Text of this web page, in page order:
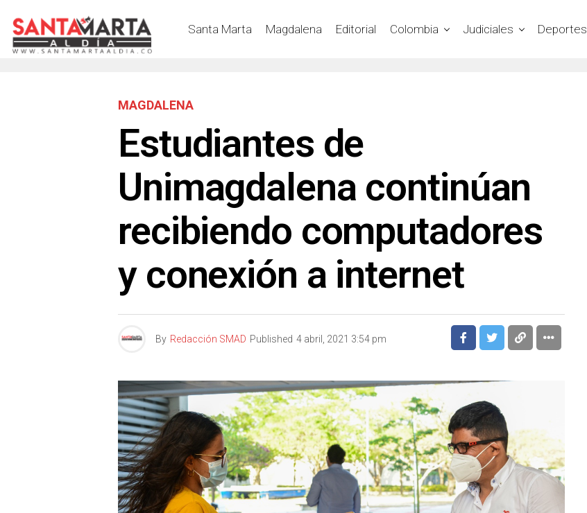
Santa Marta Magdalena Editorial Colombia Judiciales Deportes
MAGDALENA
Estudiantes de
Unimagdalena continúan
recibiendo computadores
y conexión a internet
By Redacción SMAD Published 4 abril, 2021 3:54 pm